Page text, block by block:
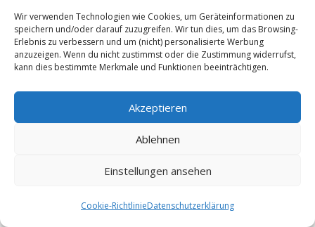
Wir verwenden Technologien wie Cookies, um Geräteinformationen zu
speichern und/oder darauf zuzugreifen. Wir tun dies, um das Browsing-
Erlebnis zu verbessern und um (nicht) personalisierte Werbung
anzuzeigen. Wenn du nicht zustimmst oder die Zustimmung widerrufst,
kann dies bestimmte Merkmale und Funktionen beeinträchtigen.
Akzeptieren
Ablehnen
Einstellungen ansehen
Cookie-RichtlinieDatenschutzerklärung
Als Unternehmer wissen Sie, wie leicht
man mal einen Trend verpennt. Wenn es
um Digitalisierung und Automatisierung
die Auswirkungen fatal. Denn
Trends zu verpassen, manövriert
Unternehmen heutzutage sehr schnell
aufs Abstellgleis. Während die
davonprescht.